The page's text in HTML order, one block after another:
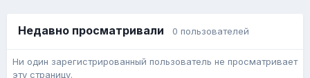
Недавно просматривали 0 пользователей
Ни один зарегистрированный пользователь не просматривает
эту страницу.